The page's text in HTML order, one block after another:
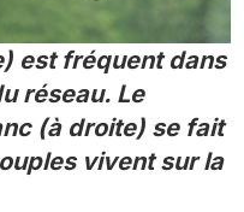
est fréquent dans
réseau. Le
(à droite) se fait
vivent sur la